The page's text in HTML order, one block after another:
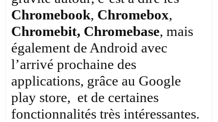
Chromebook, Chromebox,
Chromebit, Chromebase, mais
également de Android avec
l’arrivé prochaine des
applications, grâce au Google
play store, et de certaines
fonctionnalités très intéressantes.